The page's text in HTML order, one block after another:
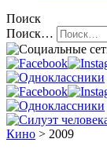
Поиск
Поиск…
Кино > 2009